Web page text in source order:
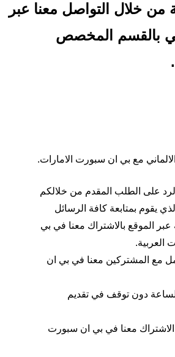
من خلال التواصل معنا عبر
بالقسم المخصص
مع بي ان سبورت الامارات.
على الطلب المقدم من خلالكم
يقوم بمتابعة كافة الرسائل
عبر الموقع بالاشتراك معنا في بي
العربية.
مع المشتركين معنا في بي ان
دون توقف في تقديم
الاشتراك معنا في بي ان سبورت